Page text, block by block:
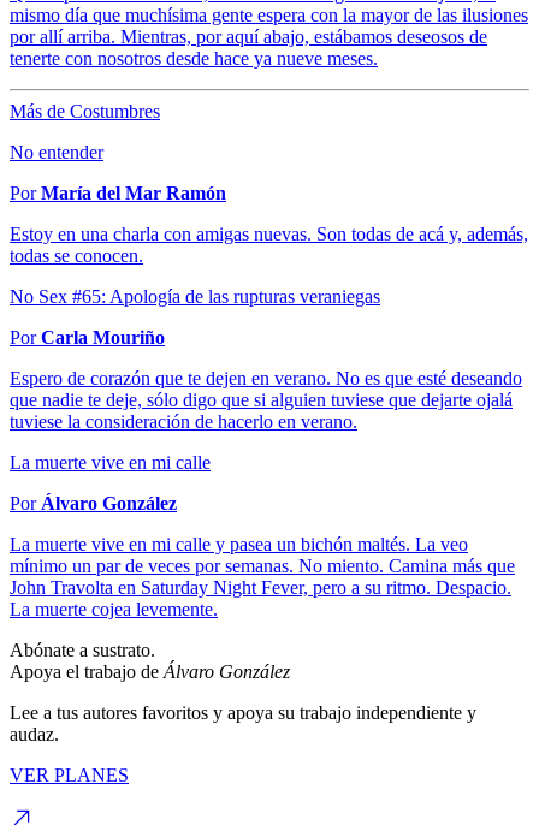
mismo día que muchísima gente espera con la mayor de las ilusiones
por allí arriba. Mientras, por aquí abajo, estábamos deseosos de
tenerte con nosotros desde hace ya nueve meses.
Más de Costumbres
No entender
PorMaría del Mar Ramón
Estoy en una charla con amigas nuevas. Son todas de acá y, además,
todas se conocen.
No Sex #65: Apología de las rupturas veraniegas
PorCarla Mouriño
Espero de corazón que te dejen en verano. No es que esté deseando
que nadie te deje, sólo digo que si alguien tuviese que dejarte ojalá
tuviese la consideración de hacerlo en verano.
La muerte vive en mi calle
Por Álvaro González
La muerte vive en mi calle y pasea un bichón maltés. La veo
mínimo un par de veces por semanas. No miento. Camina más que
John Travolta en Saturday Night Fever, pero a su ritmo. Despacio.
La muerte cojea levemente.
Abónate a sustrato.
Apoya el trabajo de Álvaro González
Lee a tus autores favoritos y apoya su trabajo independiente y
audaz.
VER PLANES